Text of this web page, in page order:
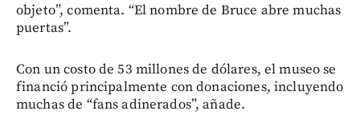
objeto”, comenta. “El nombre de Bruce abre muchas
puertas”.
Con un costo de 53 millones de dólares, el museo se
financió principalmente con donaciones, incluyendo
muchas de “fans adinerados”, añade.